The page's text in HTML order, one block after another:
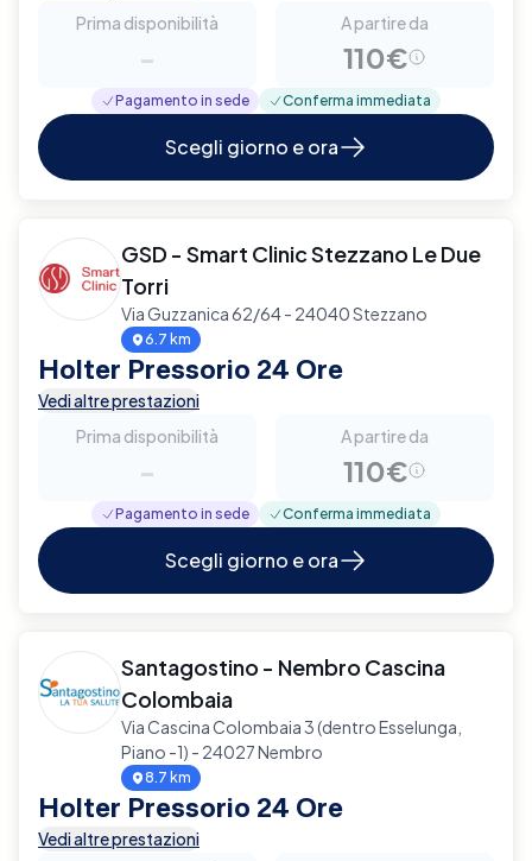
Prima disponibilità
-
A partire da
110€
Pagamento in sede Conferma immediata
Scegli giorno e ora
GSD - Smart Clinic Stezzano Le Due
Torri
Via Guzzanica 62/64 - 24040 Stezzano
6.7 km
Holter Pressorio 24 Ore
Vedi altre prestazioni
Prima disponibilità
-
A partire da
110€
Pagamento in sede Conferma immediata
Scegli giorno e ora
Santagostino - Nembro Cascina
Colombaia
Via Cascina Colombaia 3 (dentro Esselunga,
Piano -1) - 24027 Nembro
8.7 km
Holter Pressorio 24 Ore
Vedi altre prestazioni